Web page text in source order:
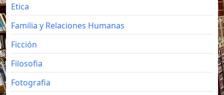
Etica
Familia y Relaciones Humanas
Ficción
Filosofia
Fotografia